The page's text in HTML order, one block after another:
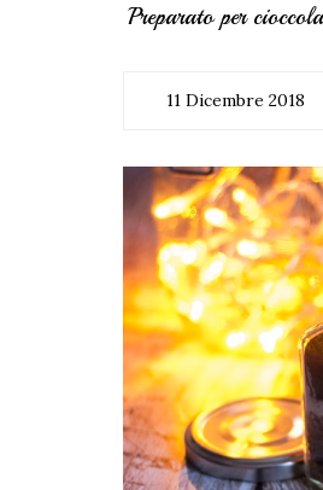
Preparato per
11 Dicembre 2018